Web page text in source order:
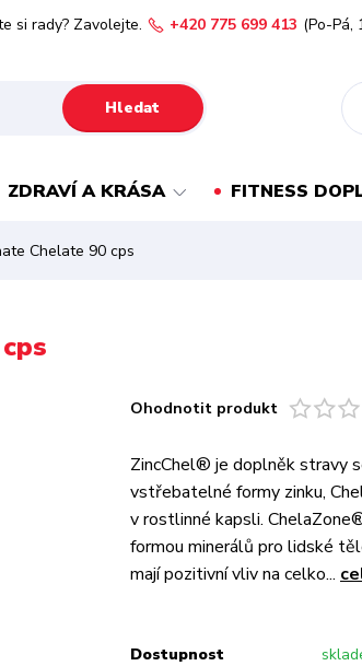
Hledat
si rady? Zavolejte. +420 775 699 413 (Po-Pá,
ZDRAVÍ A KRÁSA FITNESS
Chelate 90 cps
Ohodnotit produkt
ZincChel® je doplněk stravy
vstřebatelné formy zinku,
v rostlinné kapsli.
formou minerálů pro lidské
mají pozitivní vliv na celko...
Dostupnost